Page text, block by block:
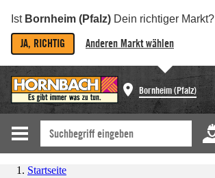
Ist Bornheim (Pfalz) Dein richtiger Markt?
JA, RICHTIG Anderen Markt wählen
Bornheim (Pfalz)
Startseite